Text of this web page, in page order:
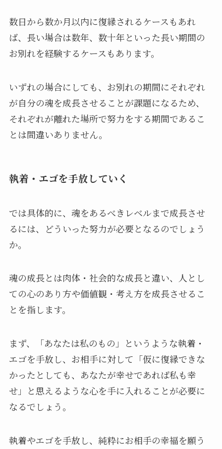
数日から数か月以内に復縁されるケースもあれ
ば、長い場合は数年、数十年といった長い期間の
お別れを経験するケースもあります。
いずれの場合にしても、お別れの期間にそれぞれ
が自分の魂を成長させることが課題になるため、
それぞれが離れた場所で努力をする期間であるこ
とは間違いありません。
執着・エゴを手放していく
では具体的に、魂をあるべきレベルまで成長させ
るには、どういった努力が必要となるのでしょう
か。
魂の成長とは肉体・社会的な成長と違い、人とし
ての心のあり方や価値観・考え方を成長させるこ
とを指します。
まず、「あなたは私のもの」というような執着・
エゴを手放し、お相手に対して「仮に復縁できな
かったとしても、あなたが幸せであれば私も幸
せ」と思えるような心を手に入れることが必要に
なるでしょう。
執着やエゴを手放し、純粋にお相手の幸福を願う